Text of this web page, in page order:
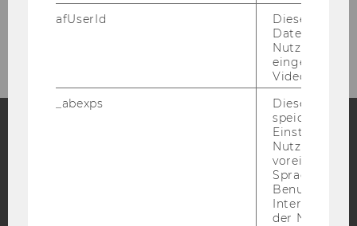
Kontakt
Blog
Bluesky
afUserId
Dieses
Daten von
Videos
_abexps
Dieses Cookie
speichert
Nutzer*in, zB.
Sprache,
der Nutzer*in